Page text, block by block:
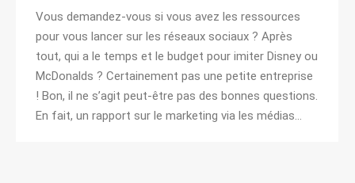
Vous demandez-vous si vous avez les ressources
pour vous lancer sur les réseaux sociaux ? Après
tout, qui a le temps et le budget pour imiter Disney ou
McDonalds ? Certainement pas une petite entreprise
! Bon, il ne s’agit peut-être pas des bonnes questions.
En fait, un rapport sur le marketing via les médias…